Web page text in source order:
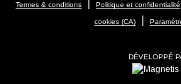
Termes & conditions Politique et confidentialité
cookies (CA)|
DÉVELOPPÉ